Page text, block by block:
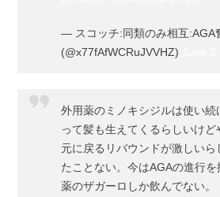
— スコッチ:同類のみ相互:AGA
(@x77fAfWCRuJVVHZ)
外用薬のミノキシジルは使い続
って髪も生えてくるらしいけど
元に戻るリバウンドが激しいら
たことない。今はAGAの進行を
薬のザガーロしか飲んでない。